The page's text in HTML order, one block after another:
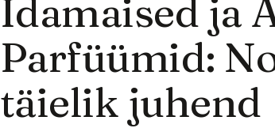
Idamaised ja
Parfüümid:
täielik juhend